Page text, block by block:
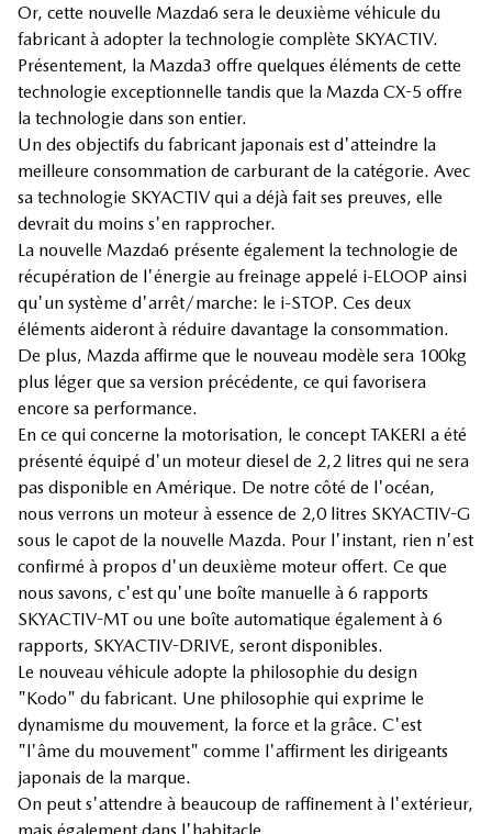
Or, cette nouvelle Mazda6 sera le deuxième véhicule du
fabricant à adopter la technologie complète SKYACTIV.
Présentement, la Mazda3 offre quelques éléments de cette
technologie exceptionnelle tandis que la Mazda CX-5 offre
la technologie dans son entier.
Un des objectifs du fabricant japonais est d'atteindre la
meilleure consommation de carburant de la catégorie. Avec
sa technologie SKYACTIV qui a déjà fait ses preuves, elle
devrait du moins s'en rapprocher.
La nouvelle Mazda6 présente également la technologie de
récupération de l'énergie au freinage appelé i-ELOOP ainsi
qu'un système d'arrêt/marche: le i-STOP. Ces deux
éléments aideront à réduire davantage la consommation.
De plus, Mazda affirme que le nouveau modèle sera 100kg
plus léger que sa version précédente, ce qui favorisera
encore sa performance.
En ce qui concerne la motorisation, le concept TAKERI a été
présenté équipé d'un moteur diesel de 2,2 litres qui ne sera
pas disponible en Amérique. De notre côté de l'océan,
nous verrons un moteur à essence de 2,0 litres SKYACTIV-G
sous le capot de la nouvelle Mazda. Pour l'instant, rien n'est
confirmé à propos d'un deuxième moteur offert. Ce que
nous savons, c'est qu'une boîte manuelle à 6 rapports
SKYACTIV-MT ou une boîte automatique également à 6
rapports, SKYACTIV-DRIVE, seront disponibles.
Le nouveau véhicule adopte la philosophie du design
"Kodo" du fabricant. Une philosophie qui exprime le
dynamisme du mouvement, la force et la grâce. C'est
"l'âme du mouvement" comme l'affirment les dirigeants
japonais de la marque.
On peut s'attendre à beaucoup de raffinement à l'extérieur,
mais également dans l'habitacle.